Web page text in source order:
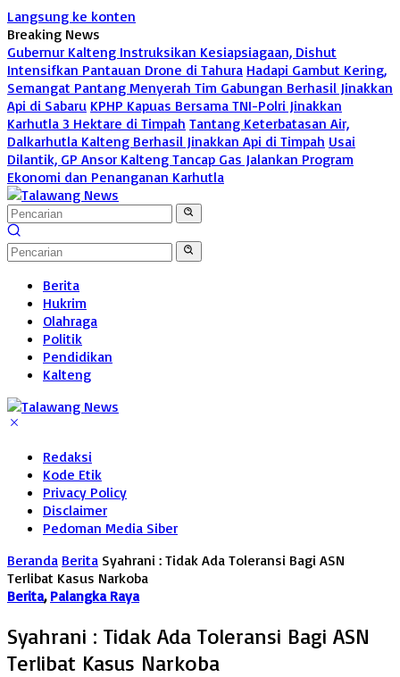
Langsung ke konten
Breaking News
Gubernur Kalteng Instruksikan Kesiapsiagaan, Dishut
Intensifkan Pantauan Drone di Tahura Hadapi Gambut Kering,
Semangat Pantang Menyerah Tim Gabungan Berhasil Jinakkan
Api di Sabaru KPHP Kapuas Bersama TNI-Polri Jinakkan
Karhutla 3 Hektare di Timpah Tantang Keterbatasan Air,
Dalkarhutla Kalteng Berhasil Jinakkan Api di Timpah Usai
Dilantik, GP Ansor Kalteng Tancap Gas Jalankan Program
Ekonomi dan Penanganan Karhutla
Berita
Hukrim
Olahraga
Politik
Pendidikan
Kalteng
Redaksi
Kode Etik
Privacy Policy
Disclaimer
Pedoman Media Siber
Beranda Berita Syahrani : Tidak Ada Toleransi Bagi ASN
Terlibat Kasus Narkoba
Berita, Palangka Raya
Syahrani : Tidak Ada Toleransi Bagi ASN
Terlibat Kasus Narkoba